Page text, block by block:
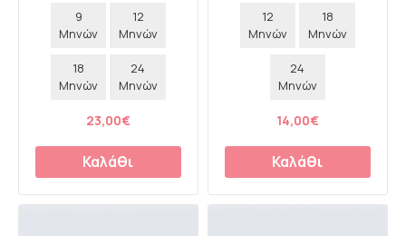
9
Μηνών
12
Μηνών
18
Μηνών
24
Μηνών
23,00€
Καλάθι
12
Μηνών
18
Μηνών
24
Μηνών
14,00€
Καλάθι